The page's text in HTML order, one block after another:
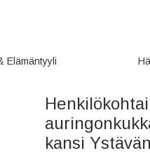
Elämäntyyli
kansi